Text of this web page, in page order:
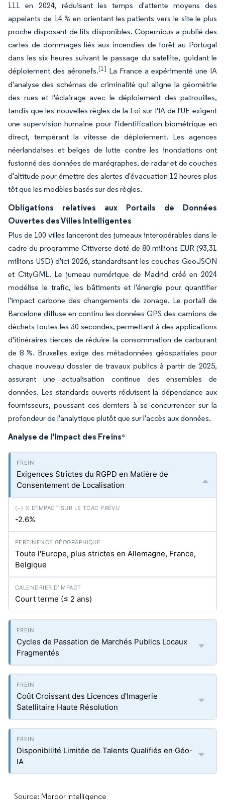
111 en 2024, réduisant les temps d'attente moyens des
appelants de 14 % en orientant les patients vers le site le plus
proche disposant de lits disponibles. Copernicus a publié des
cartes de dommages liés aux incendies de forêt au Portugal
dans les six heures suivant le passage du satellite, guidant le
déploiement des aéronefs.[1] La France a expérimenté une IA
d'analyse des schémas de criminalité qui aligne la géométrie
des rues et l'éclairage avec le déploiement des patrouilles,
tandis que les nouvelles règles de la Loi sur l'IA de l'UE exigent
une supervision humaine pour l'identification biométrique en
direct, tempérant la vitesse de déploiement. Les agences
néerlandaises et belges de lutte contre les inondations ont
fusionné des données de marégraphes, de radar et de couches
d'altitude pour émettre des alertes d'évacuation 12 heures plus
tôt que les modèles basés sur des règles.
Obligations relatives aux Portails de Données
Ouvertes des Villes Intelligentes
Plus de 100 villes lanceront des jumeaux interopérables dans le
cadre du programme Citiverse doté de 80 millions EUR (93,31
millions USD) d'ici 2026, standardisant les couches GeoJSON
et CityGML. Le jumeau numérique de Madrid créé en 2024
modélise le trafic, les bâtiments et l'énergie pour quantifier
l'impact carbone des changements de zonage. Le portail de
Barcelone diffuse en continu les données GPS des camions de
déchets toutes les 30 secondes, permettant à des applications
d'itinéraires tierces de réduire la consommation de carburant
de 8 %. Bruxelles exige des métadonnées géospatiales pour
chaque nouveau dossier de travaux publics à partir de 2025,
assurant une actualisation continue des ensembles de
données. Les standards ouverts réduisent la dépendance aux
fournisseurs, poussant ces derniers à se concurrencer sur la
profondeur de l'analytique plutôt que sur l'accès aux données.
Analyse de l'Impact des Freins*
Exigences Strictes du RGPD en Matière de
Consentement de Localisation
-2.6%
Toute l'Europe, plus strictes en Allemagne, France,
Belgique
Court terme (≤ 2 ans)
Cycles de Passation de Marchés Publics Locaux
Fragmentés
Coût Croissant des Licences d'Imagerie
Satellitaire Haute Résolution
Disponibilité Limitée de Talents Qualifiés en Géo-
IA
Source: Mordor Intelligence